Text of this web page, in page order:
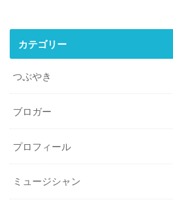
カテゴリー
つぶやき
ブロガー
プロフィール
ミュージシャン